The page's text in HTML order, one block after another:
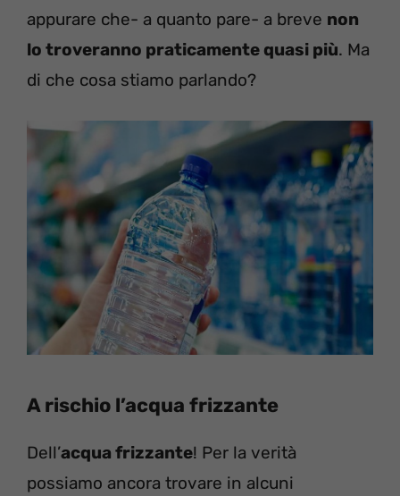
appurare che- a quanto pare- a breve non
lo troveranno praticamente quasi più. Ma
di che cosa stiamo parlando?
A rischio l’acqua frizzante
Dell’acqua frizzante! Per la verità
possiamo ancora trovare in alcuni